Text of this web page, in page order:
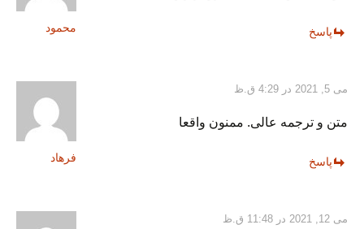
محمود پاسخ
فرهاد
می 5, 2021 در 4:29 ق.ظ
متن و ترجمه عالی. ممنون واقعا
پاسخ
می 12, 2021 در 11:48 ق.ظ